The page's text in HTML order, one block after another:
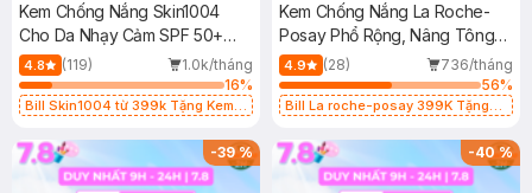
Kem Chống Nắng Skin1004
Cho Da Nhạy Cảm SPF 50+
50ml
4.8 (119)
1.0k/tháng
16%
Bill Skin1004 từ 399k Tặng Kem
SPF 50+ 20ml (SL Có Hạn)
Kem Chống Nắng La Roche-
Posay Phổ Rộng, Nâng Tông
Kiềm Dầu 50ml
4.9 (28)
736/tháng
56%
Bill La roche-posay 399K Tặng
(SL có hạn)
-39% -40%